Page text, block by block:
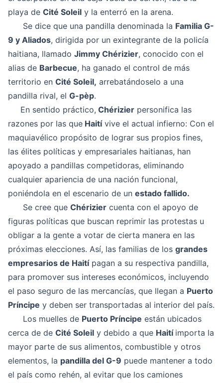
playa de Cité Soleil y la enterró en la arena.
Se dice que una pandilla denominada la Familia G-
9 y Aliados, dirigida por un exintegrante de la policía
haitiana, llamado Jimmy Chérizier, conocido con el
alias de Barbecue, ha ganado el control de más
territorio en Cité Soleil, arrebatándoselo a una
pandilla rival, el G-pèp.
En sentido práctico, Chérizier personifica las
razones por las que Haitívive el actual infierno: Con el
maquiavélico propósito de lograr sus propios fines,
las élites políticas y empresariales haitianas, han
apoyado a pandillas competidoras, eliminando
cualquier apariencia de una nación funcional,
poniéndola en el escenario de un estado fallido.
Se cree que Chérizier cuenta con el apoyo de
figuras políticas que buscan reprimir las protestas u
obligar a la gente a votar de cierta manera en las
próximas elecciones. Así, las familias de los grandes
empresarios de Haitípagan a su respectiva pandilla,
para promover sus intereses económicos, incluyendo
el paso seguro de las mercancías, que llegan a Puerto
Príncipe y deben ser transportadas al interior del país.
Los muelles de Puerto Príncipe están ubicados
cerca de de Cité Soleil y debido a que Haití importa la
mayor parte de sus alimentos, combustible y otros
elementos, la pandilla del G-9 puede mantener a todo
el país como rehén, al evitar que los camiones